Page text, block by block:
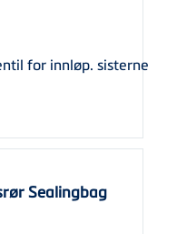
Sealingbag